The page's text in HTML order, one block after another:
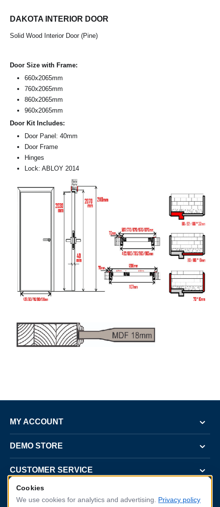
DAKOTA INTERIOR DOOR
Solid Wood Interior Door (Pine)
Door Size with Frame:
660x2065mm
760x2065mm
860x2065mm
960x2065mm
Door Kit Includes:
Door Panel: 40mm
Door Frame
Hinges
Lock: ABLOY 2014
MY ACCOUNT
DEMO STORE
CUSTOMER SERVICE
Cookies
We use cookies for analytics and advertising. Privacy policy